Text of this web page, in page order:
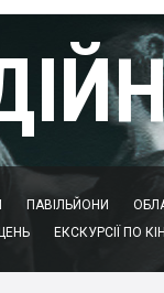
ПАВІЛЬЙОНИ
ЕКСКУРСІЇ ПО